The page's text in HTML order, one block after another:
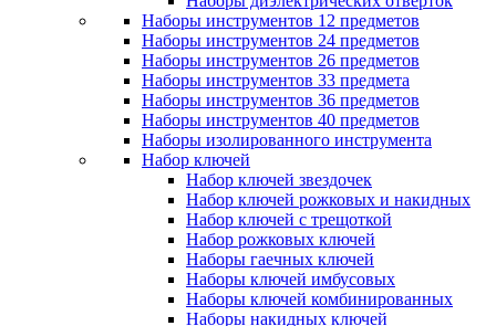
Наборы инструментов 12 предметов
Наборы инструментов 24 предметов
Наборы инструментов 26 предметов
Наборы инструментов 33 предмета
Наборы инструментов 36 предметов
Наборы инструментов 40 предметов
Наборы изолированного инструмента
Набор ключей
Набор ключей звездочек
Набор ключей рожковых и накидных
Набор ключей с трещоткой
Набор рожковых ключей
Наборы гаечных ключей
Наборы ключей имбусовых
Наборы ключей комбинированных
Наборы накидных ключей